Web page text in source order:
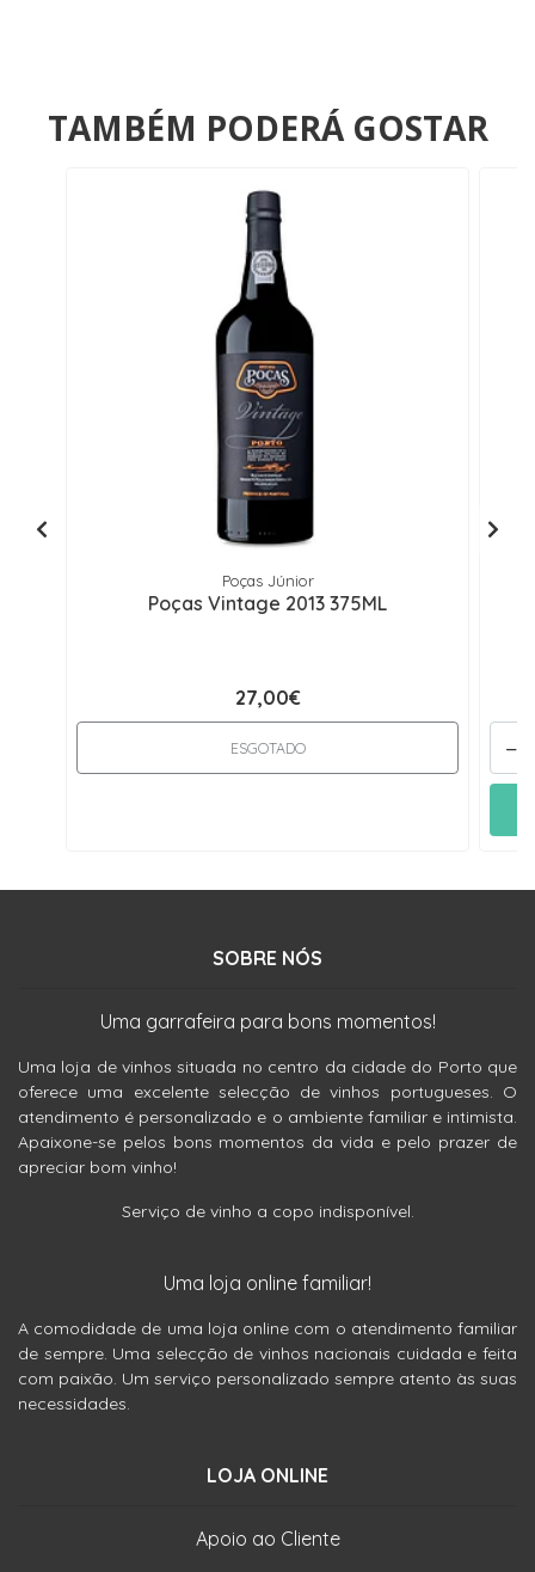
TAMBÉM PODERÁ GOSTAR
Poças Júnior
Poças Vintage 2013 375ML
27,00€
ESGOTADO -
SOBRE NÓS
Uma garrafeira para bons momentos!
Uma loja de vinhos situada no centro da cidade do Porto que
oferece uma excelente selecção de vinhos portugueses. O
atendimento é personalizado e o ambiente familiar e intimista.
Apaixone-se pelos bons momentos da vida e pelo prazer de
apreciar bom vinho!
Serviço de vinho a copo indisponível.
Uma loja online familiar!
A comodidade de uma loja online com o atendimento familiar
de sempre. Uma selecção de vinhos nacionais cuidada e feita
com paixão. Um serviço personalizado sempre atento às suas
necessidades.
LOJA ONLINE
Apoio ao Cliente